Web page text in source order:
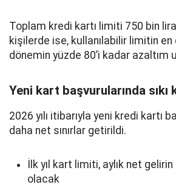
Toplam kredi kartı limiti 750 bin
kişilerde ise, kullanılabilir limitin
dönemin yüzde 80’i kadar azaltım
Yeni kart başvurularında sıkı
2026 yılı itibarıyla yeni kredi kartı
daha net sınırlar getirildi.
İlk yıl kart limiti, aylık net
olacak